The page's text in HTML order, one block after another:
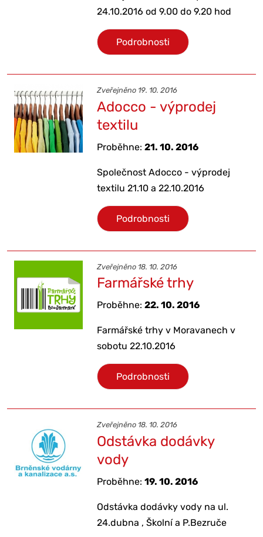
24.10.2016 od 9.00 do 9.20 hod
Podrobnosti
Zveřejněno 19. 10. 2016
Adocco - výprodej
textilu
Proběhne:21. 10. 2016
Společnost Adocco - výprodej
textilu 21.10 a 22.10.2016
Podrobnosti
Zveřejněno 18. 10. 2016
Farmářské trhy
Proběhne:22. 10. 2016
Farmářské trhy v Moravanech v
sobotu 22.10.2016
Podrobnosti
Zveřejněno 18. 10. 2016
Odstávka dodávky
vody
Proběhne:19. 10. 2016
Odstávka dodávky vody na ul.
24.dubna , Školní a P.Bezruče